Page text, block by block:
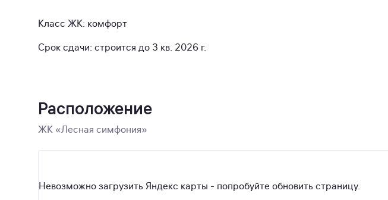
Класс ЖК: комфорт
Срок сдачи: строится до 3 кв. 2026 г.
Расположение
ЖК «Лесная симфония»
Невозможно загрузить Яндекс карты - попробуйте обновить страницу.